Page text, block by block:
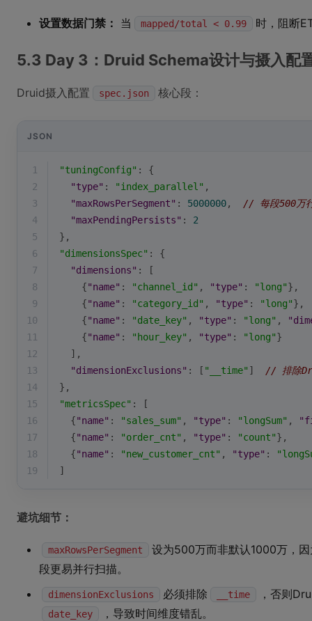
设置数据门禁： 当 mapped/total < 0.99 时，阻断
5.3 Day 3：Druid Schema设计与摄入配
Druid摄入配置 spec.json 核心段：
JSON
1 "tuningConfig" : {
2
"type" : "index_parallel" ,
3
"maxRowsPerSegment" : 5000000, // 每段500万
4
"maxPendingPersists" : 2
5
},
6
"dimensionsSpec" : {
7
"dimensions" : [
8
    {
"name" : "channel_id" , "type" : "long"},
9
    {
"name" : "category_id" , "type" : "long"},
10
    {
"name" : "date_key" , "type" : "long" ,
11
    {
"name" : "hour_key" , "type" : "long"}
12
  ],
13
"dimensionExclusions" : [ "__time" ] // 排除
14
},
15
"metricsSpec" : [
16
  {
"name" : "sales_sum" , "type" : "longSum" ,
17
  {
"name" : "order_cnt" , "type" : "count"},
18
  {
"name" : "new_customer_cnt" , "type" :
19
]
避坑细节：
maxRowsPerSegment
设为500万而非默认1000万，
段更易并行扫描。
dimensionExclusions 必须排除 __time ，否则
date_key ，导致时间维度错乱。